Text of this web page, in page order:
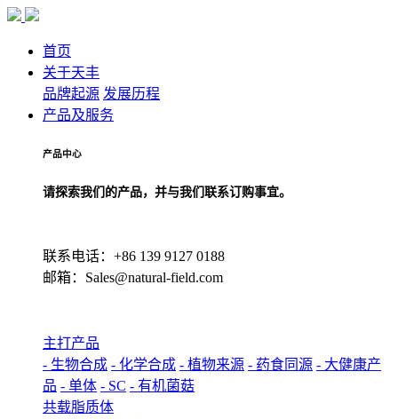
首页
关于天丰
品牌起源 发展历程
产品及服务
产品中心
请探索我们的产品，并与我们联系订购事宜。
联系电话：+86 139 9127 0188
邮箱：Sales@natural-field.com
主打产品
- 生物合成 - 化学合成 - 植物来源 - 药食同源 - 大健康产
品 - 单体 - SC - 有机菌菇
共载脂质体